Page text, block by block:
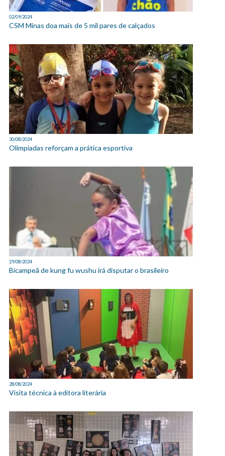
02/09/2024
CSM Minas doa mais de 5 mil pares de calçados
30/08/2024
Olimpíadas reforçam a prática esportiva
29/08/2024
Bicampeã de kung fu wushu irá disputar o brasileiro
28/08/2024
Visita técnica à editora literária